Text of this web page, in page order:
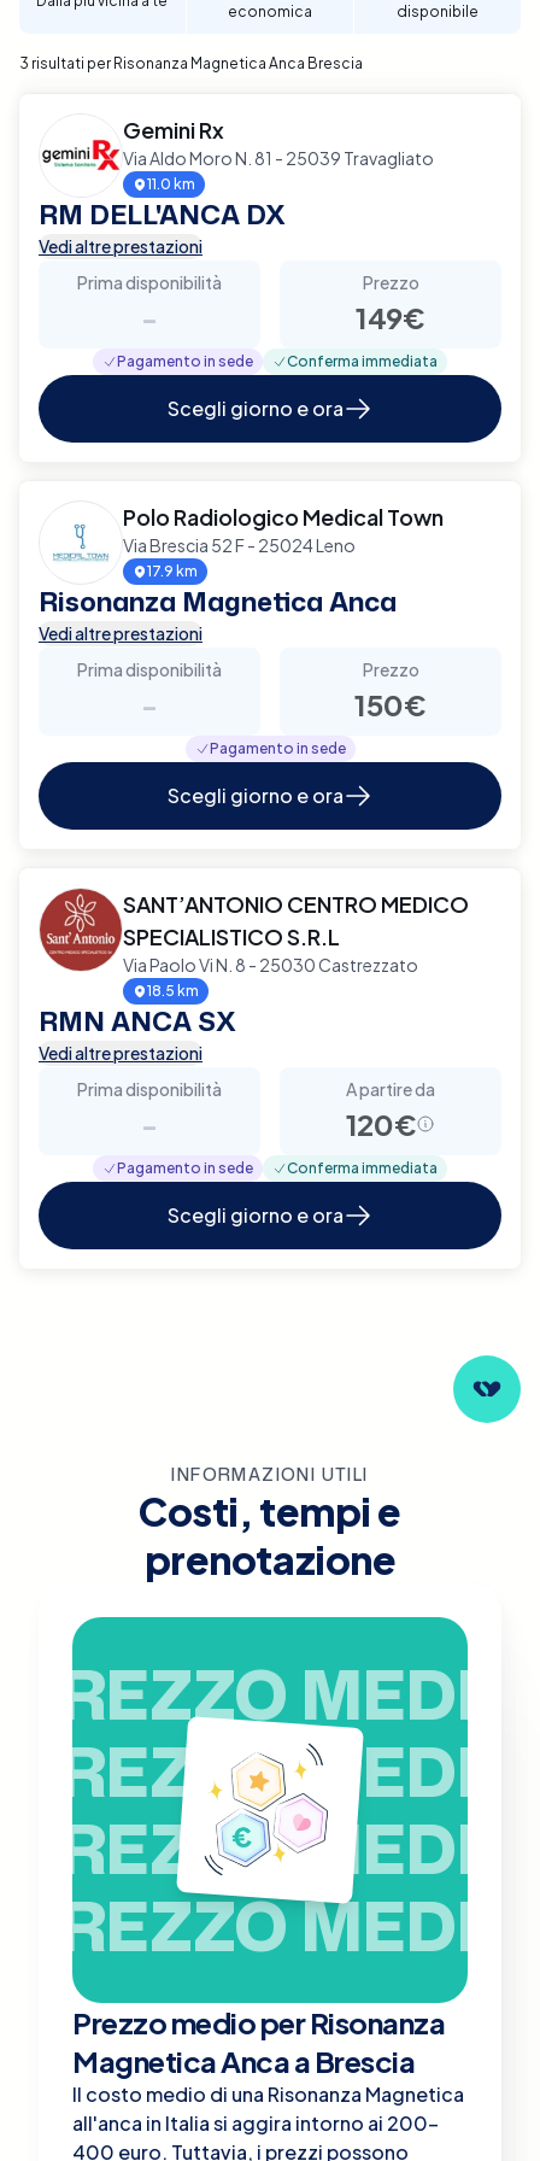
economica
disponibile
3 risultati per Risonanza Magnetica Anca Brescia
Gemini Rx
Via Aldo Moro N. 81 - 25039 Travagliato
11.0 km
RM DELL'ANCA DX
Vedi altre prestazioni
Prima disponibilità
-
Prezzo
149€
Pagamento in sede Conferma immediata
Scegli giorno e ora
Polo Radiologico Medical Town
Via Brescia 52 F - 25024 Leno
17.9 km
Risonanza Magnetica Anca
Vedi altre prestazioni
Prima disponibilità
-
Prezzo
150€
Pagamento in sede
Scegli giorno e ora
SANT’ANTONIO CENTRO MEDICO
SPECIALISTICO S.R.L
Via Paolo Vi N. 8 - 25030 Castrezzato
18.5 km
RMN ANCA SX
Vedi altre prestazioni
Prima disponibilità
-
A partire da
120€
Pagamento in sede Conferma immediata
Scegli giorno e ora
INFORMAZIONI UTILI
Costi, tempi e
prenotazione
PREZZO MEDIO
PREZZO MEDIO
PREZZO MEDIO
PREZZO MEDIO
Prezzo medio per Risonanza
Magnetica Anca a Brescia
Il costo medio di una Risonanza Magnetica
all'anca in Italia si aggira intorno ai 200-
400 euro. Tuttavia, i prezzi possono